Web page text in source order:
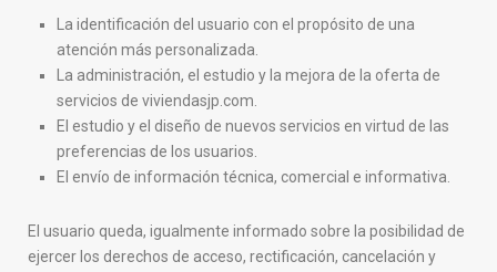
La identificación del usuario con el propósito de una
atención más personalizada.
La administración, el estudio y la mejora de la oferta de
servicios de viviendasjp.com.
El estudio y el diseño de nuevos servicios en virtud de las
preferencias de los usuarios.
El envío de información técnica, comercial e informativa.
El usuario queda, igualmente informado sobre la posibilidad de
ejercer los derechos de acceso, rectificación, cancelación y